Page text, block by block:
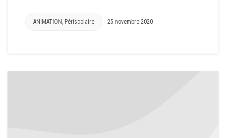
ANIMATION , Périscolaire 25 novembre 2020